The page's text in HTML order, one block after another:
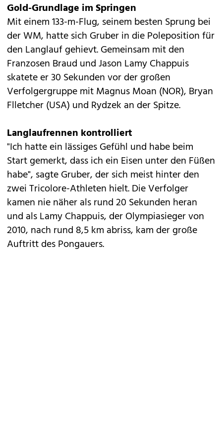
Gold-Grundlage im Springen
Mit einem 133-m-Flug, seinem besten Sprung bei
der WM, hatte sich Gruber in die Poleposition für
den Langlauf gehievt. Gemeinsam mit den
Franzosen Braud und Jason Lamy Chappuis
skatete er 30 Sekunden vor der großen
Verfolgergruppe mit Magnus Moan (NOR), Bryan
Flletcher (USA) und Rydzek an der Spitze.
Langlaufrennen kontrolliert
"Ich hatte ein lässiges Gefühl und habe beim
Start gemerkt, dass ich ein Eisen unter den Füßen
habe", sagte Gruber, der sich meist hinter den
zwei Tricolore-Athleten hielt. Die Verfolger
kamen nie näher als rund 20 Sekunden heran
und als Lamy Chappuis, der Olympiasieger von
2010, nach rund 8,5 km abriss, kam der große
Auftritt des Pongauers.